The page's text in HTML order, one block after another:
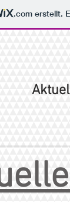
.com erstellt.